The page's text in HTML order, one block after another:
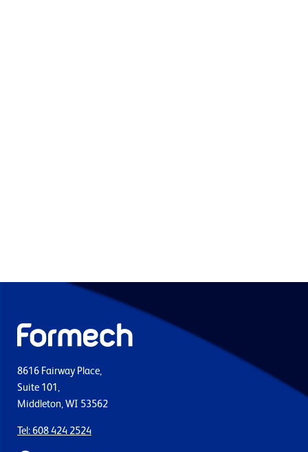
8616 Fairway Place,
Suite 101,
Middleton, WI 53562
Tel: 608 424 2524